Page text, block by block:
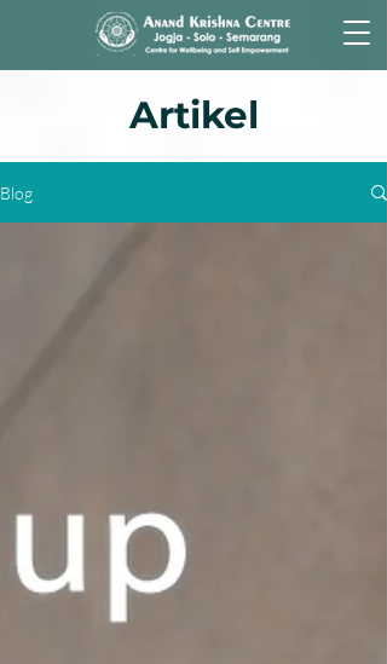
Artikel
Blog